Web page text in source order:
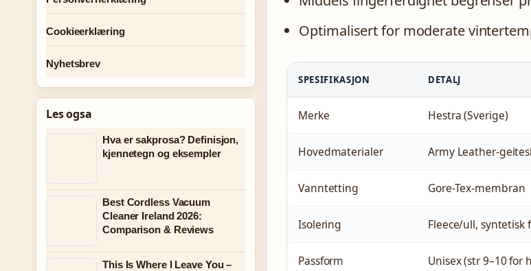
Optimalisert for moderate
SPESIFIKASJON DETALJ
Merke Hestra (Sverige)
Hovedmaterialer Army Leather-
Vanntetting Gore-Tex-membran
Isolering Fleece/ull, syntetisk
Passform Unisex (str 9–10 for
Cookieerklæring
Nyhetsbrev
Les ogsa
Hva er sakprosa? Definisjon,
kjennetegn og eksempler
Best Cordless Vacuum
Cleaner Ireland 2026:
Comparison & Reviews
This Is Where I Leave You –